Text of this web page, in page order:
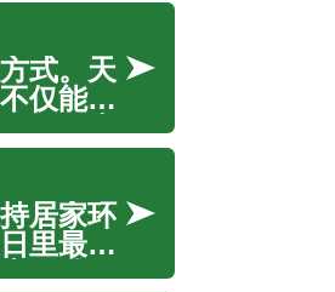
式。天
仅能提
围。本
的科学
居家环
里最关
，我们